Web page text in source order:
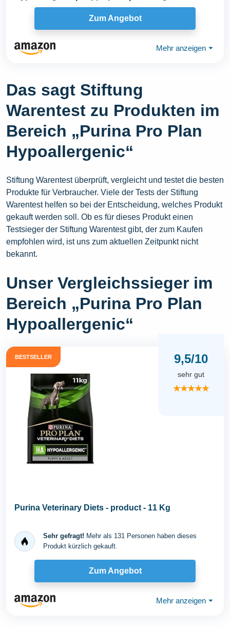
Zum Angebot
Mehr anzeigen ⏷
Das sagt Stiftung
Warentest zu Produkten im
Bereich „Purina Pro Plan
Hypoallergenic“
Stiftung Warentest überprüft, vergleicht und testet die besten
Produkte für Verbraucher. Viele der Tests der Stiftung
Warentest helfen so bei der Entscheidung, welches Produkt
gekauft werden soll. Ob es für dieses Produkt einen
Testsieger der Stiftung Warentest gibt, der zum Kaufen
empfohlen wird, ist uns zum aktuellen Zeitpunkt nicht
bekannt.
Unser Vergleichssieger im
Bereich „Purina Pro Plan
Hypoallergenic“
BESTSELLER 9,5/10
sehr gut
★★★★★
Purina Veterinary Diets - product - 11 Kg
Sehr gefragt! Mehr als 131 Personen haben dieses
Produkt kürzlich gekauft.
Zum Angebot
Mehr anzeigen ⏷